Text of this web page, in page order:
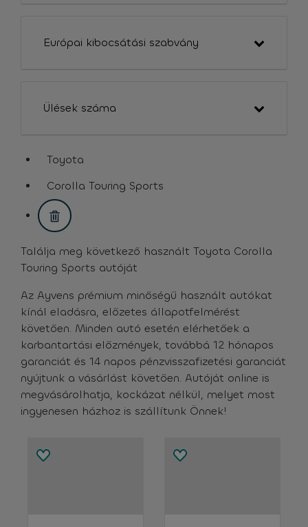
Európai kibocsátási szabvány
Ülések száma
Toyota
Corolla Touring Sports
assistive.text.remove.filter.button
Találja meg következő használt Toyota Corolla
Touring Sports autóját
Az Ayvens prémium minőségű használt autókat
kínál eladásra, előzetes állapotfelmérést
követően. Minden autó esetén elérhetőek a
karbantartási előzmények, továbbá 12 hónapos
garanciát és 14 napos pénzvisszafizetési garanciát
nyújtunk a vásárlást követően. Autóját online is
megvásárolhatja, kockázat nélkül, melyet most
ingyenesen házhoz is szállítunk Önnek!